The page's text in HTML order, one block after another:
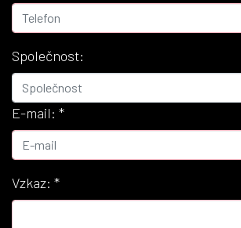
Společnost:
E-mail: *
Vzkaz: *